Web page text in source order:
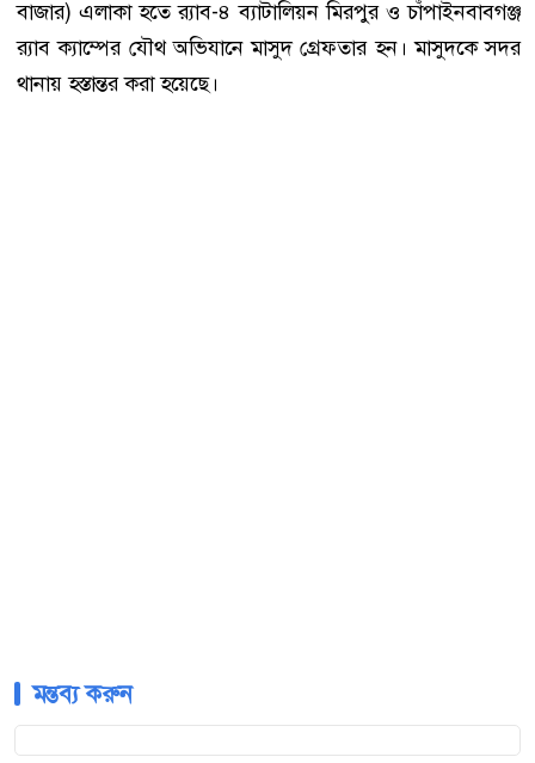
বাজার) এলাকা হতে র‌্যাব-৪ ব্যাটালিয়ন মিরপুর ও চাঁপাইনবাবগঞ্জ
র‌্যাব ক্যাম্পের যৌথ অভিযানে মাসুদ গ্রেফতার হন। মাসুদকে সদর
থানায় হস্তান্তর করা হয়েছে।
মন্তব্য করুন